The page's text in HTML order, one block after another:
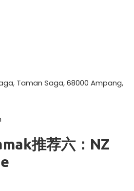
Taman Saga, 68000 Ampang,
推荐六：NZ